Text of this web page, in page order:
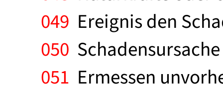
049 Ereignis den
050
051 Ermessen